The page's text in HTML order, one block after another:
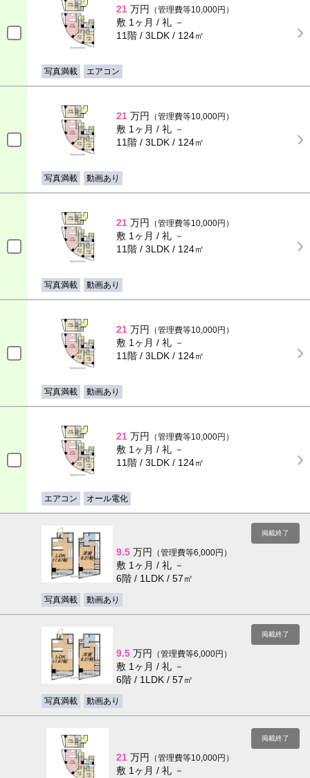
21 万円 （管理費等10,000円）
敷 1ヶ月 / 礼 －
11階 / 3LDK / 124㎡
写真満載 エアコン
21 万円 （管理費等10,000円）
敷 1ヶ月 / 礼 －
11階 / 3LDK / 124㎡
写真満載 動画あり
21 万円 （管理費等10,000円）
敷 1ヶ月 / 礼 －
11階 / 3LDK / 124㎡
写真満載 動画あり
21 万円 （管理費等10,000円）
敷 1ヶ月 / 礼 －
11階 / 3LDK / 124㎡
写真満載 動画あり
21 万円 （管理費等10,000円）
敷 1ヶ月 / 礼 －
11階 / 3LDK / 124㎡
エアコン オール電化
掲載終了
9.5 万円 （管理費等6,000円）
敷 1ヶ月 / 礼 －
6階 / 1LDK / 57㎡
写真満載 動画あり
掲載終了
9.5 万円 （管理費等6,000円）
敷 1ヶ月 / 礼 －
6階 / 1LDK / 57㎡
写真満載 動画あり
掲載終了
21 万円 （管理費等10,000円）
敷 1ヶ月 / 礼 －